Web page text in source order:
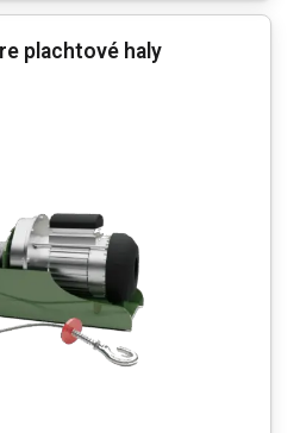
plachtové haly